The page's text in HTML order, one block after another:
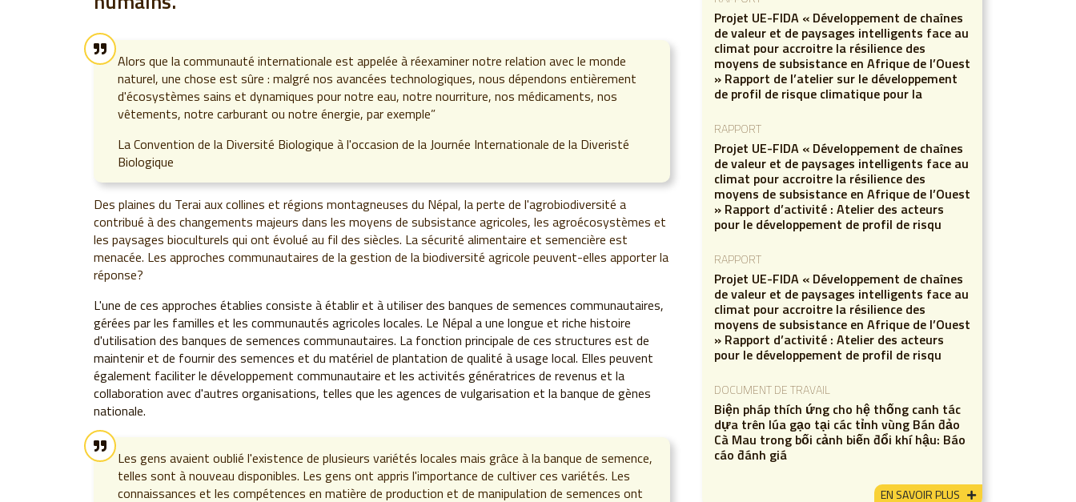
Alors que la communauté internationale est appelée à réexaminer notre relation avec le monde
naturel, une chose est sûre : malgré nos avancées technologiques, nous dépendons entièrement
d'écosystèmes sains et dynamiques pour notre eau, notre nourriture, nos médicaments, nos
vêtements, notre carburant ou notre énergie, par exemple”
La Convention de la Diversité Biologique à l'occasion de la Journée Internationale de la Diveristé
Biologique
Des plaines du Terai aux collines et régions montagneuses du Népal, la perte de l'agrobiodiversité a
contribué à des changements majeurs dans les moyens de subsistance agricoles, les agroécosystèmes et
les paysages bioculturels qui ont évolué au fil des siècles. La sécurité alimentaire et semencière est
menacée. Les approches communautaires de la gestion de la biodiversité agricole peuvent-elles apporter la
réponse?
L'une de ces approches établies consiste à établir et à utiliser des banques de semences communautaires,
gérées par les familles et les communautés agricoles locales. Le Népal a une longue et riche histoire
d'utilisation des banques de semences communautaires. La fonction principale de ces structures est de
maintenir et de fournir des semences et du matériel de plantation de qualité à usage local. Elles peuvent
également faciliter le développement communautaire et les activités génératrices de revenus et la
collaboration avec d'autres organisations, telles que les agences de vulgarisation et la banque de gènes
nationale.
Les gens avaient oublié l'existence de plusieurs variétés locales mais grâce à la banque de semence,
telles sont à nouveau disponibles. Les gens ont appris l'importance de cultiver ces variétés. Les
connaissances et les compétences en matière de production et de manipulation de semences ont
Projet UE-FIDA « Développement de chaînes
de valeur et de paysages intelligents face au
climat pour accroitre la résilience des
moyens de subsistance en Afrique de l’Ouest
» Rapport de l’atelier sur le développement
de profil de risque climatique pour la
RAPPORT
Projet UE-FIDA « Développement de chaînes
de valeur et de paysages intelligents face au
climat pour accroitre la résilience des
moyens de subsistance en Afrique de l’Ouest
» Rapport d’activité : Atelier des acteurs
pour le développement de profil de risqu
RAPPORT
Projet UE-FIDA « Développement de chaînes
de valeur et de paysages intelligents face au
climat pour accroitre la résilience des
moyens de subsistance en Afrique de l’Ouest
» Rapport d’activité : Atelier des acteurs
pour le développement de profil de risqu
DOCUMENT DE TRAVAIL
Biện pháp thích ứng cho hệ thống canh tác
dựa trên lúa gạo tại các tỉnh vùng Bán đảo
Cà Mau trong bối cảnh biến đổi khí hậu: Báo
cáo đánh giá
EN SAVOIR PLUS